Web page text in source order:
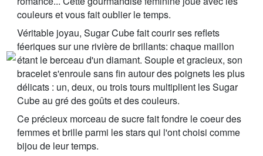
couleurs et vous fait oublier le temps.
Véritable joyau, Sugar Cube fait courir ses reflets
féeriques sur une rivière de brillants: chaque maillon
étant le berceau d'un diamant. Souple et gracieux, son
bracelet s'enroule sans fin autour des poignets les plus
délicats : un, deux, ou trois tours multiplient les Sugar
Cube au gré des goûts et des couleurs.
Ce précieux morceau de sucre fait fondre le coeur des
femmes et brille parmi les stars qui l'ont choisi comme
bijou de leur temps.